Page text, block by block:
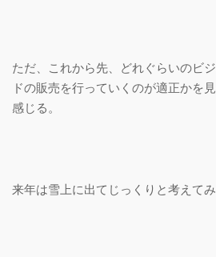
ただ、これから先、どれぐらいのビ
ドの販売を行っていくのが適正かを
感じる。
来年は雪上に出てじっくりと考えてみ